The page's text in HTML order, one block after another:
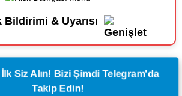
Bildirimi & Uyarısı
Siz Alın! Bizi Şimdi Telegram'da
Takip Edin!